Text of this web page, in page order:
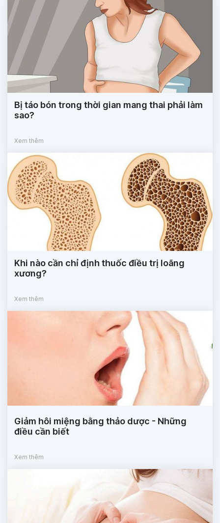
Bị táo bón trong thời gian mang thai phải làm
sao?
Xem thêm
Khi nào cần chỉ định thuốc điều trị loãng
xương?
Xem thêm
Giảm hôi miệng bằng thảo dược - Những
điều cần biết
Xem thêm